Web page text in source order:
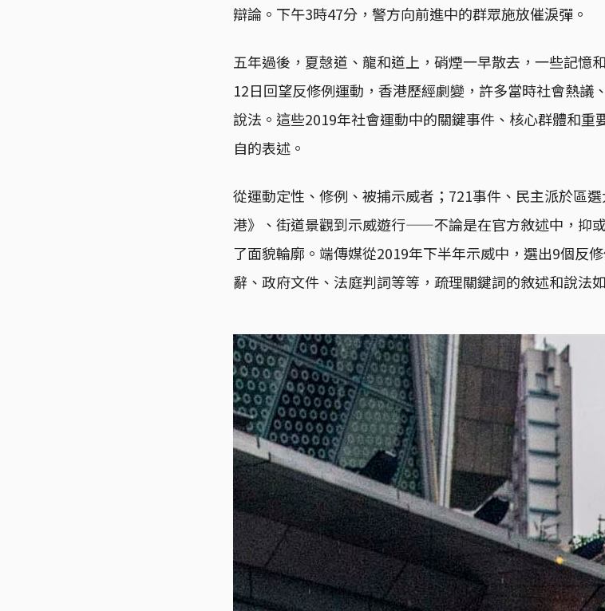
辯論。下午3時47分，警方向前進中的群眾施放催淚彈。
五年過後，夏愨道、龍和道上，硝煙一早散去，一些記憶
12日回望反修例運動，香港歷經劇變，許多當時社會熱議
說法。這些2019年社會運動中的關鍵事件、核心群體和重
自的表述。
從運動定性、修例、被捕示威者；721事件、民主派於區
港》、街道景觀到示威遊行——不論是在官方敘述中，抑
了面貌輪廓。端傳媒從2019年下半年示威中，選出9個反
辭、政府文件、法庭判詞等等，疏理關鍵詞的敘述和說法